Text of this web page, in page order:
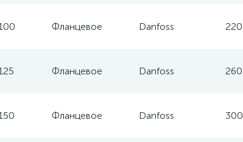
Фланцевое Danfoss 220
Фланцевое Danfoss 260
Фланцевое Danfoss 300